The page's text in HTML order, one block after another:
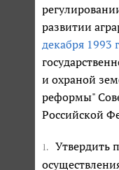
развитии
декабря 1993
и охраной
реформы"
Российской
1.
Утвердить